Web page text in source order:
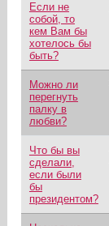
Если не
собой, то
кем Вам бы
хотелось бы
быть?
Можно ли
перегнуть
палку в
любви?
Что бы вы
сделали,
если были
бы
президентом?